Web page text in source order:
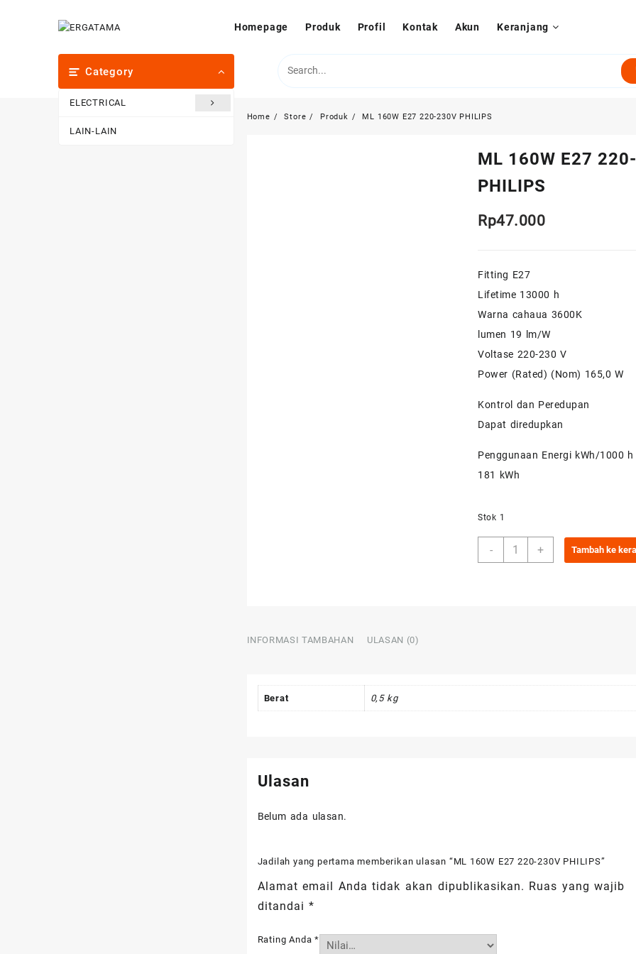
Homepage Produk Profil Kontak Akun Keranjang
Category
ELECTRICAL
LAIN-LAIN
Home Store Produk ML 160W E27 220-230V PHILIPS
ML 160W E27
PHILIPS
Rp47.000
Fitting E27
Lifetime 13000 h
Warna cahaua 3600K
lumen 19 lm/W
Voltase 220-230 V
Power (Rated) (Nom) 165,0 W
Kontrol dan Peredupan
Dapat diredupkan
Penggunaan Energi kWh/1000 h
181 kWh
Stok 1
-
Kuantitas+ Tambah ke
INFORMASI TAMBAHAN ULASAN (0)
Berat 0,5 kg
Ulasan
Belum ada ulasan.
Jadilah yang pertama memberikan ulasan “ML 160W E27 220-230V PHILIPS”
Alamat email Anda tidak akan dipublikasikan. Ruas yang wajib
ditandai*
Rating Anda*